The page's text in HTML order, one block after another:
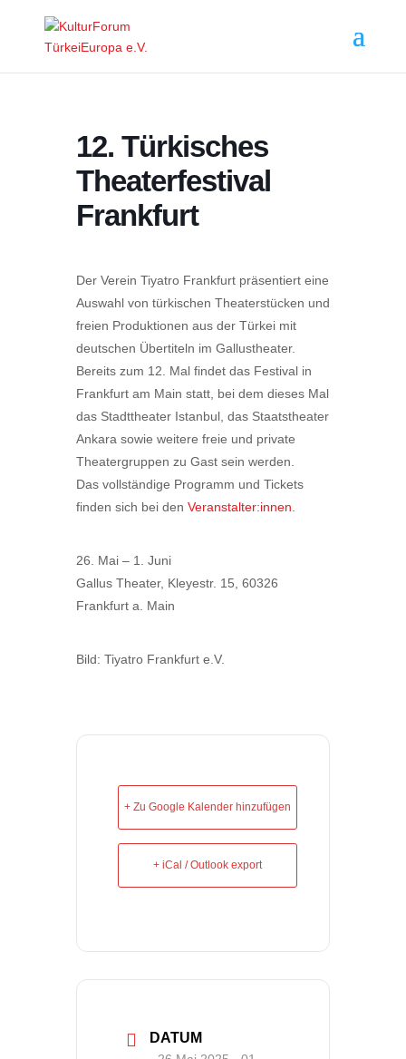
12. Türkisches
Theaterfestival
Frankfurt
Der Verein Tiyatro Frankfurt präsentiert eine
Auswahl von türkischen Theaterstücken und
freien Produktionen aus der Türkei mit
deutschen Übertiteln im Gallustheater.
Bereits zum 12. Mal findet das Festival in
Frankfurt am Main statt, bei dem dieses Mal
das Stadttheater Istanbul, das Staatstheater
Ankara sowie weitere freie und private
Theatergruppen zu Gast sein werden.
Das vollständige Programm und Tickets
finden sich bei den Veranstalter:innen
26. Mai – 1. Juni
Gallus Theater, Kleyestr. 15, 60326
Frankfurt a. Main
Bild: Tiyatro Frankfurt e.V.
+ Zu Google Kalender hinzufügen
+ iCal / Outlook export
DATUM